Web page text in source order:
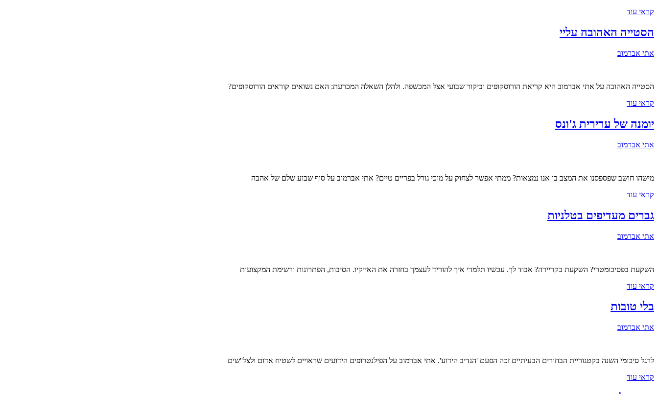
קראי עוד
הסטייה האהובה עליי
אתי אברמוב
הסטייה האהובה על אתי אברמוב היא קריאת הורוסקופים וביקור שבועי אצל המכשפה. ולהלן השאלה המכרעת: האם נשואים קוראים הורוסקופים?
קראי עוד
יומנה של ערירית ג'ונס
אתי אברמוב
מישהו חושב שפספסנו את המצב בו אנו נמצאות? ממתי אפשר לצחוק על מוכי גורל בפריים טיים? אתי אברמוב על סוף שבוע שלם של אהבה
קראי עוד
גברים מעדיפים בטלניות
אתי אברמוב
השקעת בפסיכומטרי? השקעת בקריירה? אבוד לך. עכשיו תלמדי איך להוריד לעצמך בחזרה את האייקיו. הסיבות, הפתרונות ורשימת המקצועות
קראי עוד
בלי טובות
אתי אברמוב
לרגל סיכומי השנה בקטגוריית הבחורים הבעיתיים זכה הפעם 'הנדיב הידוע'. אתי אברמוב על הפילנטרופים הידועים שראויים לשטיח אדום ולצל''שים
קראי עוד